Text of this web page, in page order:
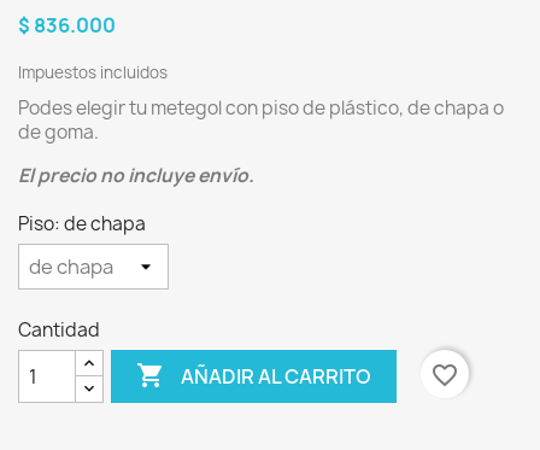
$ 836.000
Impuestos incluidos
Podes elegir tu metegol con piso de plástico, de chapa o
de goma.
El precio no incluye envío.
Piso: de chapa
Cantidad
 AÑADIR AL CARRITO favorite_border